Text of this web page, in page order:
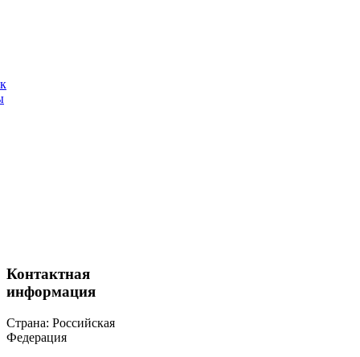
Контактная
информация
Страна: Российская
Федерация